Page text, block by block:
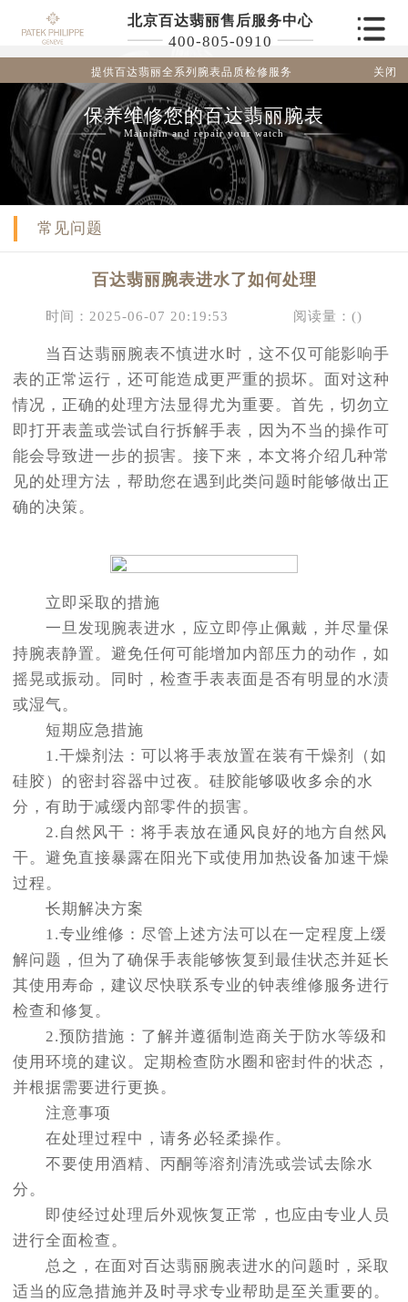
北京百达翡丽售后服务中心
400-805-0910
提供百达翡丽全系列腕表品质检修服务 关闭
保养维修您的百达翡丽腕表
Maintain and repair your watch
常见问题
百达翡丽腕表进水了如何处理
时间：2025-06-07 20:19:53 阅读量：()
当百达翡丽腕表不慎进水时，这不仅可能影响手
表的正常运行，还可能造成更严重的损坏。面对这种
情况，正确的处理方法显得尤为重要。首先，切勿立
即打开表盖或尝试自行拆解手表，因为不当的操作可
能会导致进一步的损害。接下来，本文将介绍几种常
见的处理方法，帮助您在遇到此类问题时能够做出正
确的决策。
立即采取的措施
一旦发现腕表进水，应立即停止佩戴，并尽量保
持腕表静置。避免任何可能增加内部压力的动作，如
摇晃或振动。同时，检查手表表面是否有明显的水渍
或湿气。
短期应急措施
1.干燥剂法：可以将手表放置在装有干燥剂（如
硅胶）的密封容器中过夜。硅胶能够吸收多余的水
分，有助于减缓内部零件的损害。
2.自然风干：将手表放在通风良好的地方自然风
干。避免直接暴露在阳光下或使用加热设备加速干燥
过程。
长期解决方案
1.专业维修：尽管上述方法可以在一定程度上缓
解问题，但为了确保手表能够恢复到最佳状态并延长
其使用寿命，建议尽快联系专业的钟表维修服务进行
检查和修复。
2.预防措施：了解并遵循制造商关于防水等级和
使用环境的建议。定期检查防水圈和密封件的状态，
并根据需要进行更换。
注意事项
在处理过程中，请务必轻柔操作。
不要使用酒精、丙酮等溶剂清洗或尝试去除水
分。
即使经过处理后外观恢复正常，也应由专业人员
进行全面检查。
总之，在面对百达翡丽腕表进水的问题时，采取
适当的应急措施并及时寻求专业帮助是至关重要的。